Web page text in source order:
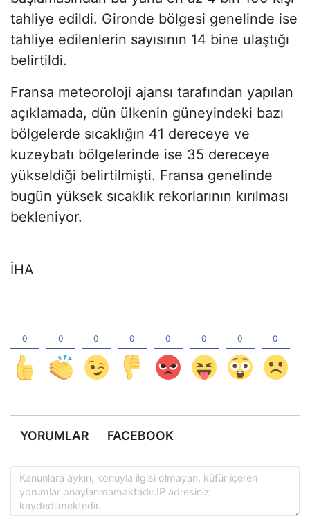
tahliye edildi. Gironde bölgesi genelinde ise
tahliye edilenlerin sayısının 14 bine ulaştığı
belirtildi.
Fransa meteoroloji ajansı tarafından yapılan
açıklamada, dün ülkenin güneyindeki bazı
bölgelerde sıcaklığın 41 dereceye ve
kuzeybatı bölgelerinde ise 35 dereceye
yükseldiği belirtilmişti. Fransa genelinde
bugün yüksek sıcaklık rekorlarının kırılması
bekleniyor.
İHA
YORUMLAR FACEBOOK